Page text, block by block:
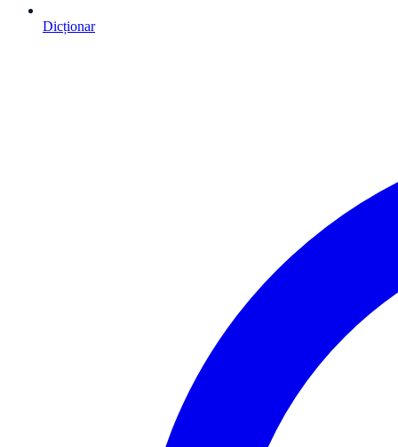
Dicționar